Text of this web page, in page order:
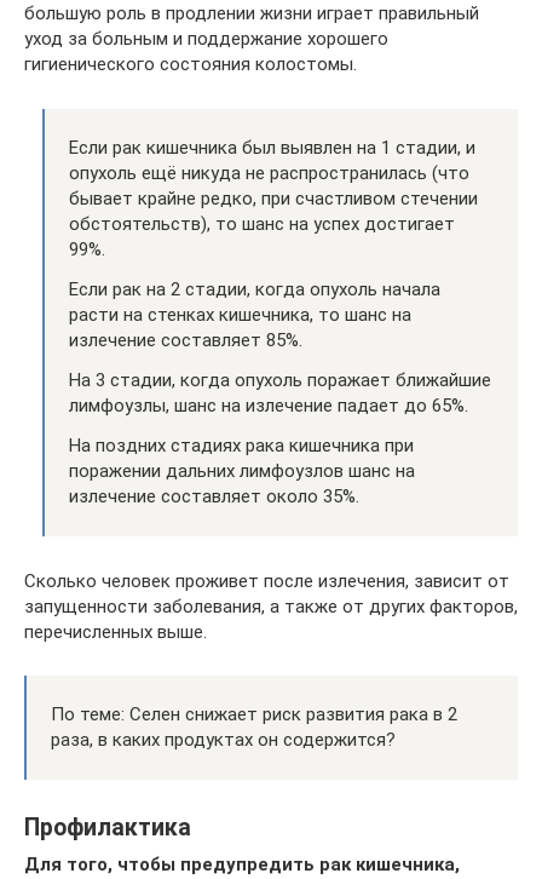
большую роль в продлении жизни играет правильный
уход за больным и поддержание хорошего
гигиенического состояния колостомы.
Если рак кишечника был выявлен на 1 стадии, и
опухоль ещё никуда не распространилась (что
бывает крайне редко, при счастливом стечении
обстоятельств), то шанс на успех достигает
99%.
Если рак на 2 стадии, когда опухоль начала
расти на стенках кишечника, то шанс на
излечение составляет 85%.
На 3 стадии, когда опухоль поражает ближайшие
лимфоузлы, шанс на излечение падает до 65%.
На поздних стадиях рака кишечника при
поражении дальних лимфоузлов шанс на
излечение составляет около 35%.
Сколько человек проживет после излечения, зависит от
запущенности заболевания, а также от других факторов,
перечисленных выше.
По теме: Селен снижает риск развития рака в 2
раза, в каких продуктах он содержится?
Профилактика
Для того, чтобы предупредить рак кишечника,